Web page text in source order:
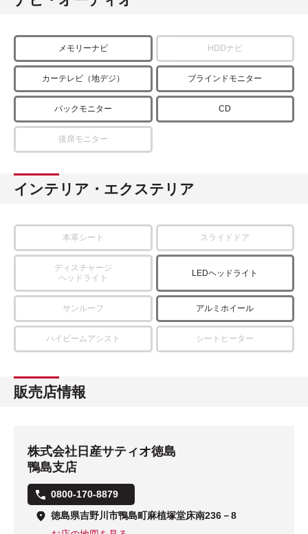
メモリーナビ HDDナビ
カーテレビ（地デジ） ブラインドモニター
バックモニター CD
後席モニター
インテリア・エクステリア
本革シート スライドドア
ディスチャージ
ヘッドライト
LEDヘッドライト
サンルーフ アルミホイール
ハイビームアシスト シートヒーター
販売店情報
株式会社日産サティオ徳島
鴨島支店
0800-170-8879
徳島県吉野川市鴨島町麻植塚堂床南236－8